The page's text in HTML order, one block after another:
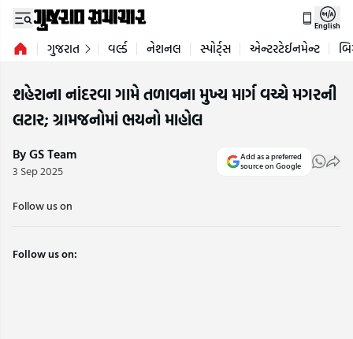
English
ગુજરાત વર્લ્ડ નેશનલ સ્પોર્ટ્સ એન્ટરટેઈનમેન્ટ
શહેરાના નાંદરવા ગામે તળાવના મુખ્ય માર્ગ વચ્ચે મગરની
લટાર; ગ્રામજનોમાં ભયનો માહોલ
By GS Team
3 Sep 2025
Add as a preferred
source on Google
Follow us on
Follow us on: